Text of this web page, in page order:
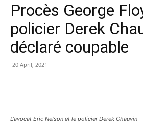
Procès George
policier Derek
déclaré coupable
20 April, 2021
L'avocat Eric Nelson et le policier Derek Chauvin